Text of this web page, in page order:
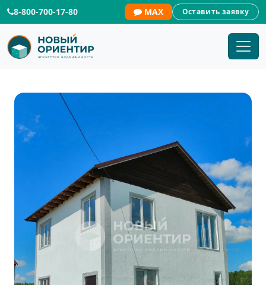
8-800-700-17-80 MAX Оставить заявку